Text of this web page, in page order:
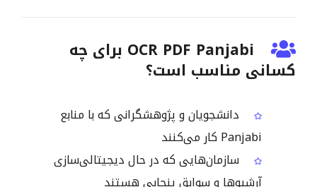
OCR PDF Panjabi برای چه
کسانی مناسب است؟
دانشجویان و پژوهشگرانی که با منابع
Panjabi کار می‌کنند
سازمان‌هایی که در حال دیجیتالی‌سازی
آرشیوها و سوابق پنجابی هستند